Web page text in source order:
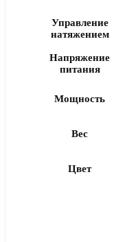
Управление
натяжением
Напряжение
питания
Мощность
Вес
Цвет